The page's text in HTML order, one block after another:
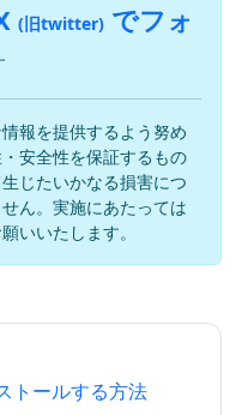
(旧twitter) でフォ
報を提供するよう努め
安全性を保証するもの
じたいかなる損害につ
ん。実施にあたっては
いいたします。
トールする方法